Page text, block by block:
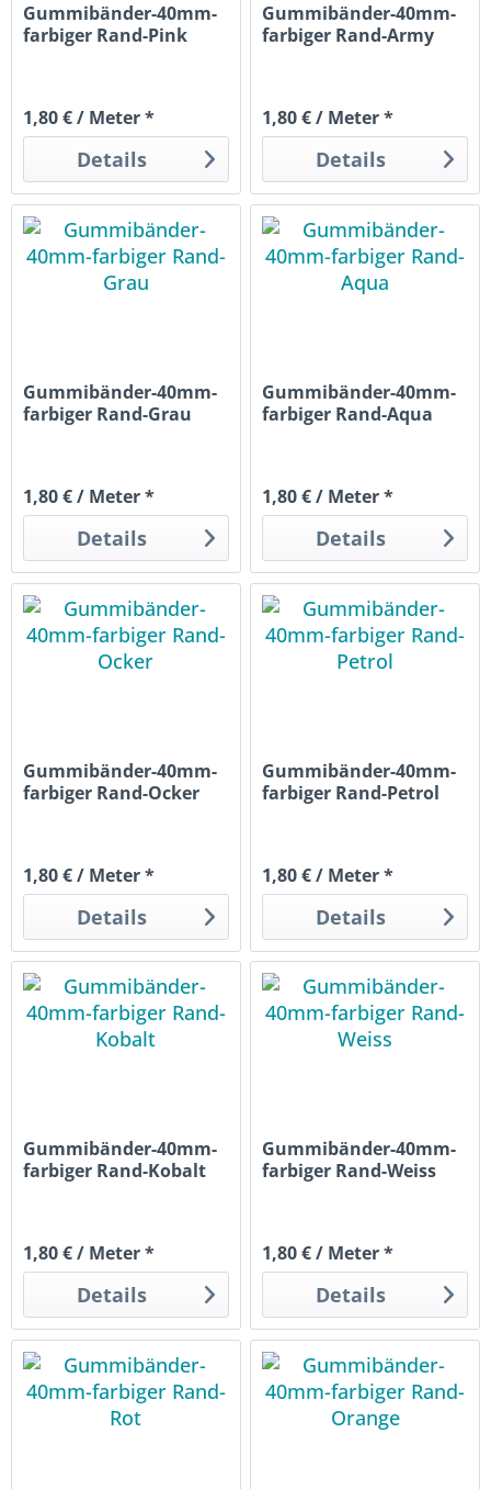
Gummibänder-40mm-
farbiger Rand-Pink
1,80 € / Meter *
Details
Gummibänder-40mm-
farbiger Rand-Army
1,80 € / Meter *
Details
Gummibänder-40mm-
farbiger Rand-Grau
1,80 € / Meter *
Details
Gummibänder-40mm-
farbiger Rand-Aqua
1,80 € / Meter *
Details
Gummibänder-40mm-
farbiger Rand-Ocker
1,80 € / Meter *
Details
Gummibänder-40mm-
farbiger Rand-Petrol
1,80 € / Meter *
Details
Gummibänder-40mm-
farbiger Rand-Kobalt
1,80 € / Meter *
Details
Gummibänder-40mm-
farbiger Rand-Weiss
1,80 € / Meter *
Details